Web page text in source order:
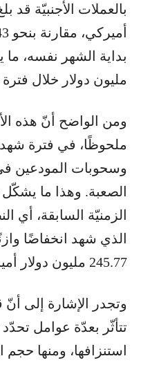
مليون دولار خلال
ومن الواضح أنّ هذه
ملحوظًا، في فترة
وسحوبات المودعين في
الصعبة. وهذا ما يشكّل
الزمنيّة السابقة، أي
الذي شهد انخفاضًا
245.77 مليون دولار أميركي.
وتجدر الإشارة إلى أنّ
تتأثّر بعدّة عوامل تحدّد
استنزافها، ومنها